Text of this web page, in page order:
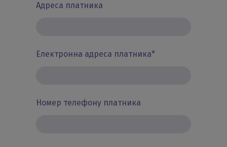
Адреса платника
Електронна адреса платника*
Номер телефону платника